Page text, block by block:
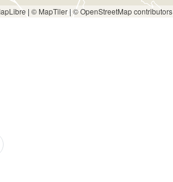
| © MapTiler | © OpenStreetMap contributors